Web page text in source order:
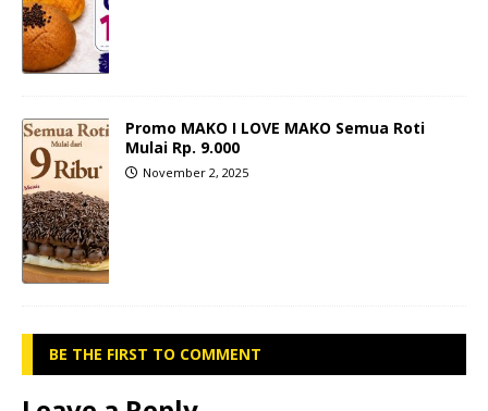
Promo MAKO I LOVE MAKO Semua Roti
Mulai Rp. 9.000
November 2, 2025
BE THE FIRST TO COMMENT